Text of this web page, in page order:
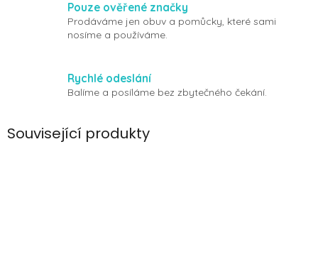
Pouze ověřené značky
Prodáváme jen obuv a pomůcky, které sami
nosíme a používáme.
Rychlé odeslání
Balíme a posíláme bez zbytečného čekání.
Související produkty